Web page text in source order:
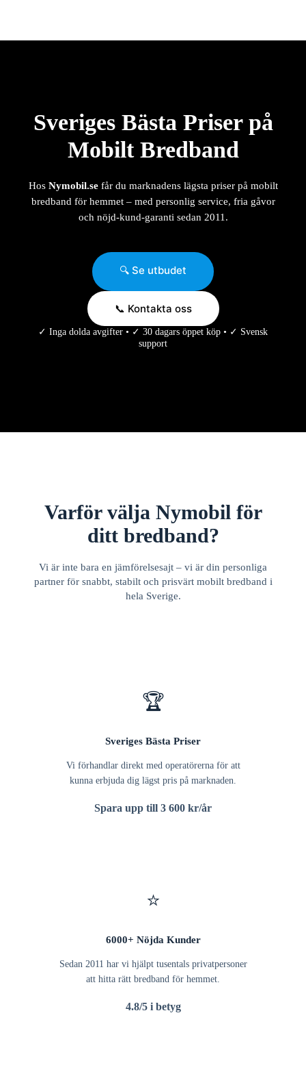
Sveriges Bästa Priser på
Mobilt Bredband
Hos Nymobil.sefår du marknadens lägsta priser på mobilt
bredband för hemmet – med personlig service, fria gåvor
och nöjd-kund-garanti sedan 2011.
🔍 Se utbudet
📞 Kontakta oss
✓ Inga dolda avgifter • ✓ 30 dagars öppet köp • ✓ Svensk
support
Varför välja Nymobil för
ditt bredband?
Vi är inte bara en jämförelsesajt – vi är din personliga
partner för snabbt, stabilt och prisvärt mobilt bredband i
hela Sverige.
🏆
Sveriges Bästa Priser
Vi förhandlar direkt med operatörerna för att
kunna erbjuda dig lägst pris på marknaden.
Spara upp till 3 600 kr/år
⭐
6000+ Nöjda Kunder
Sedan 2011 har vi hjälpt tusentals privatpersoner
att hitta rätt bredband för hemmet.
4.8/5 i betyg